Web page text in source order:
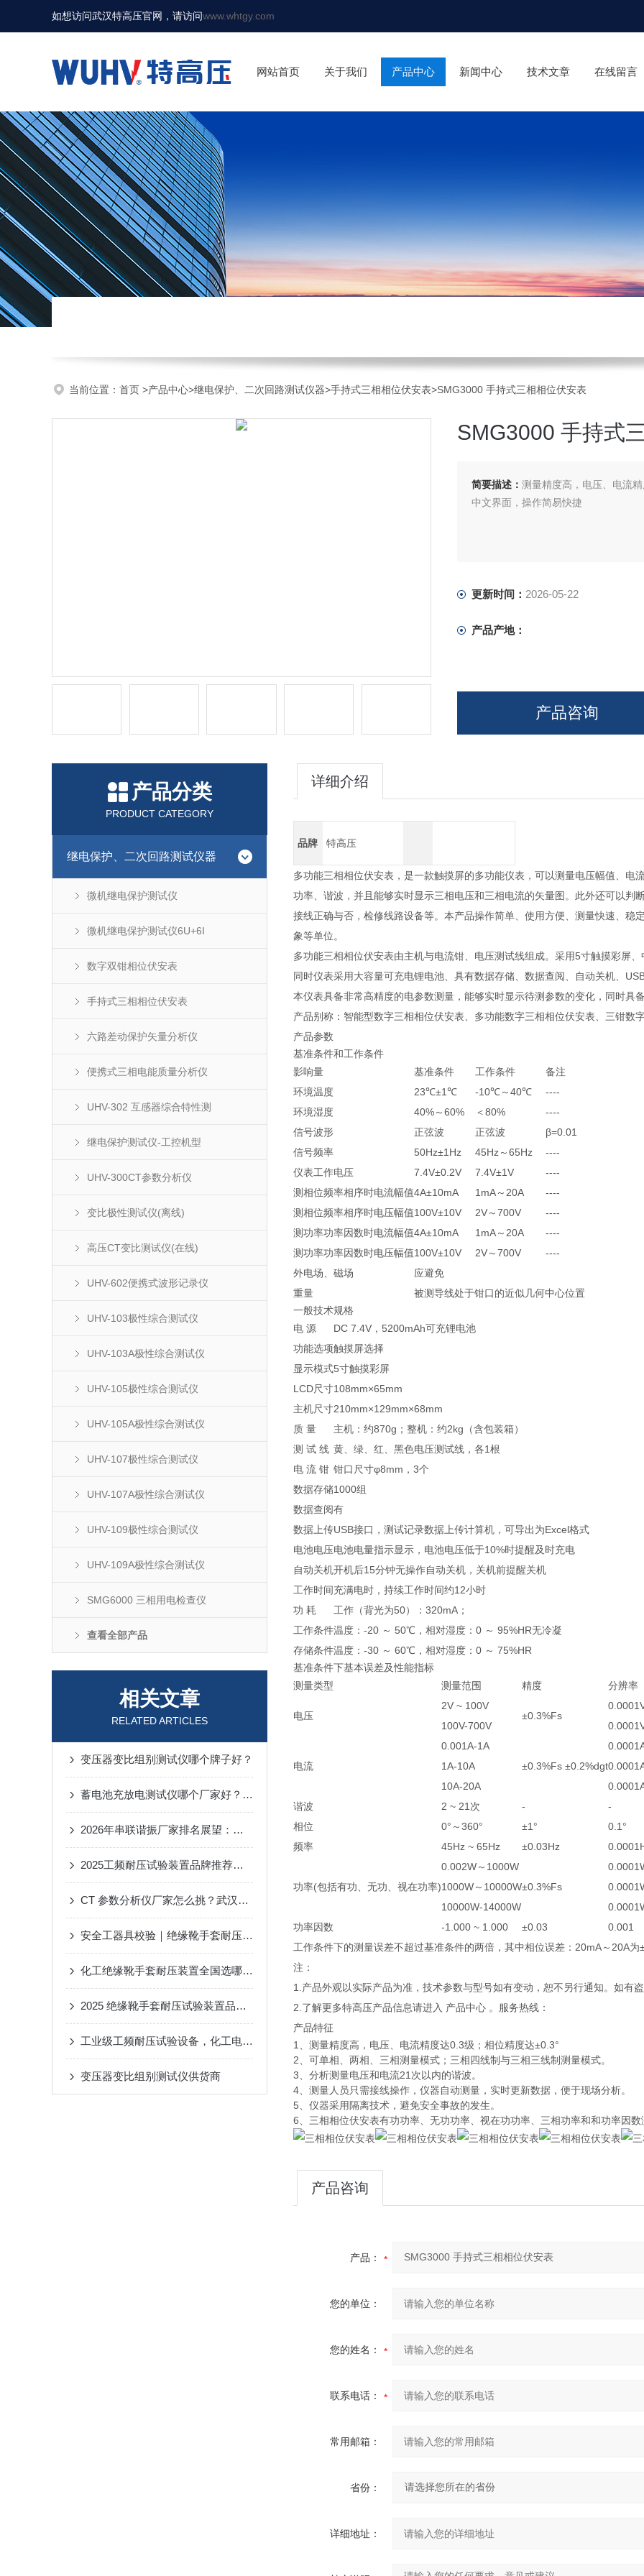
如想访问武汉特高压官网，请访问www.whtgy.com
网站首页 关于我们 产品中心 新闻中心 技术文章 在线留言
当前位置： 首页 >产品中心>继电保护、二次回路测试仪器>手持式三相相位伏安表>SMG3000 手持式三相相位伏安表
SMG3000 手持式
简要描述： 测量精度高，电压、电流
中文界面，操作简易快捷
更新时间： 2026-05-22
产品产地：
产品咨询
产品分类
PRODUCT CATEGORY
继电保护、二次回路测试仪器
微机继电保护测试仪
微机继电保护测试仪6U+6I
数字双钳相位伏安表
手持式三相相位伏安表
六路差动保护矢量分析仪
便携式三相电能质量分析仪
UHV-302 互感器综合特性测
继电保护测试仪-工控机型
UHV-300CT参数分析仪
变比极性测试仪(离线)
高压CT变比测试仪(在线)
UHV-602便携式波形记录仪
UHV-103极性综合测试仪
UHV-103A极性综合测试仪
UHV-105极性综合测试仪
UHV-105A极性综合测试仪
UHV-107极性综合测试仪
UHV-107A极性综合测试仪
UHV-109极性综合测试仪
UHV-109A极性综合测试仪
SMG6000 三相用电检查仪
查看全部产品
相关文章
RELATED ARTICLES
变压器变比组别测试仪哪个牌子好？
蓄电池充放电测试仪哪个厂家好？解析武汉特高压充放电测试仪的技术方法
2026年串联谐振厂家排名展望：武汉特高压电力科技的创新路径
2025工频耐压试验装置品牌推荐：用稳定表现赢得用户主动提及
CT 参数分析仪厂家怎么挑？武汉特高压电力给你靠谱答案
安全工器具校验｜绝缘靴手套耐压测试仪化工运维库房试验装置
化工绝缘靴手套耐压装置全国选哪家？武汉双企靠安全适配 + 省心体验圈粉
2025 绝缘靴手套耐压试验装置品牌推荐：武汉特高压筑牢化工安全第一道防线
工业级工频耐压试验设备，化工电气设备年检耐压专用
变压器变比组别测试仪供货商
详细介绍
品牌 特高压
多功能三相相位伏安表，是一款触摸屏的多功能仪表，可以测量电压幅值、
功率、谐波，并且能够实时显示三相电压和三相电流的矢量图。此外还可以判
接线正确与否，检修线路设备等。本产品操作简单、使用方便、测量快速、稳
象等单位。
多功能三相相位伏安表由主机与电流钳、电压测试线组成。采用5寸触摸彩屏
同时仪表采用大容量可充电锂电池、具有数据存储、数据查阅、自动关机、
本仪表具备非常高精度的电参数测量，能够实时显示待测参数的变化，同时具
产品别称：智能型数字三相相位伏安表、多功能数字三相相位伏安表、三钳数
产品参数
基准条件和工作条件
影响量
基准条件 工作条件
备注
环境温度
23℃±1℃ -10℃～40℃
----
环境湿度
40%～60% ＜80%
----
信号波形
正弦波 正弦波
β=0.01
信号频率
50Hz±1Hz 45Hz～65Hz
----
仪表工作电压
7.4V±0.2V 7.4V±1V
----
测相位频率相序时电流幅值4A±10mA 1mA～20A
----
测相位频率相序时电压幅值100V±10V 2V～700V
----
测功率功率因数时电流幅值4A±10mA 1mA～20A
----
测功率功率因数时电压幅值100V±10V 2V～700V
----
外电场、磁场
应避免
重量
被测导线处于钳口的近似几何中心位置
一般技术规格
电 源
DC 7.4V，5200mAh可充锂电池
功能选项触摸屏选择
显示模式5寸触摸彩屏
LCD尺寸108mm×65mm
主机尺寸210mm×129mm×68mm
质 量
主机：约870g；整机：约2kg（含包装箱）
测 试 线 黄、绿、红、黑色电压测试线，各1根
电 流 钳 钳口尺寸φ8mm，3个
数据存储1000组
数据查阅有
数据上传USB接口，测试记录数据上传计算机，可导出为Excel格式
电池电压电池电量指示显示，电池电压低于10%时提醒及时充电
自动关机开机后15分钟无操作自动关机，关机前提醒关机
工作时间充满电时，持续工作时间约12小时
功 耗
工作（背光为50）：320mA；
工作条件温度：-20 ～ 50℃，相对湿度：0 ～ 95%HR无冷凝
存储条件温度：-30 ～ 60℃，相对湿度：0 ～ 75%HR
基准条件下基本误差及性能指标
测量类型
测量范围 精度 分辨率
电压
2V ~ 100V
±0.3%Fs
100V-700V
电流
0.001A-1A
±0.3%Fs ±0.2%dgt
1A-10A
10A-20A
谐波
2 ~ 21次 -
-
相位
0°～360° ±1°
0.1°
频率
45Hz ~ 65Hz ±0.03Hz
功率(包括有功、无功、视在功率)
0.002W～1000W
±0.3%Fs
1000W～10000W
10000W-14000W
功率因数
-1.000 ~ 1.000 ±0.03
0.001
工作条件下的测量误差不超过基准条件的两倍，其中相位误差：20mA～20A为
注：
1.产品外观以实际产品为准，技术参数与型号如有变动，恕不另行通知。如有
2.了解更多特高压产品信息请进入 产品中心 。服务热线：
产品特征
1、测量精度高，电压、电流精度达0.3级；相位精度达±0.3°
2、可单相、两相、三相测量模式；三相四线制与三相三线制测量模式。
3、分析测量电压和电流21次以内的谐波。
4、测量人员只需接线操作，仪器自动测量，实时更新数据，便于现场分析。
5、仪器采用隔离技术，避免安全事故的发生。
6、三相相位伏安表有功功率、无功功率、视在功功率、三相功率和和功率因数
产品咨询
产品：
您的单位：
您的姓名：
联系电话：
常用邮箱：
省份：
详细地址：